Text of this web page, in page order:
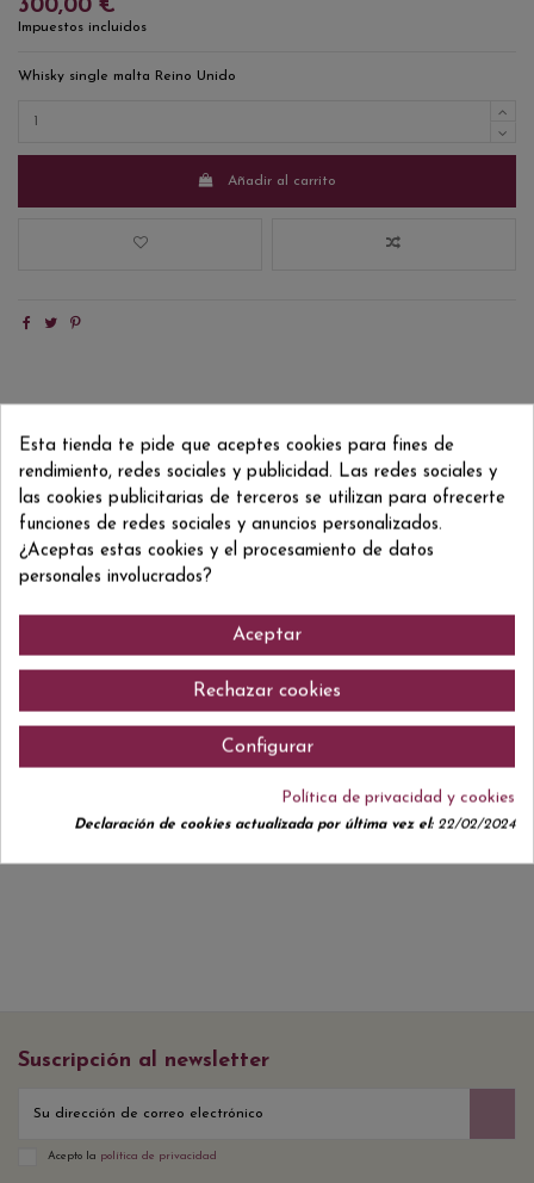
300,00 €
Impuestos incluidos
Whisky single malta Reino Unido
Añadir al carrito
Detalles del producto
Reviews (0)
Destilado en Glen Scotia. Envejecido en barricas de Bourbon.
Seleccionado por Murray McDavis. Terminado en barricas de Ron. 1400
botellas presentadas sin filtrar y con su color natural.
No hay reseñas de clientes en este momento.
Suscripción al newsletter
Acepto la política de privacidad
Esta tienda te pide que aceptes cookies para fines de
rendimiento, redes sociales y publicidad. Las redes sociales y
las cookies publicitarias de terceros se utilizan para ofrecerte
funciones de redes sociales y anuncios personalizados.
¿Aceptas estas cookies y el procesamiento de datos
personales involucrados?
Aceptar
Rechazar cookies
Configurar
Política de privacidad y cookies
Declaración de cookies actualizada por última vez el:22/02/2024